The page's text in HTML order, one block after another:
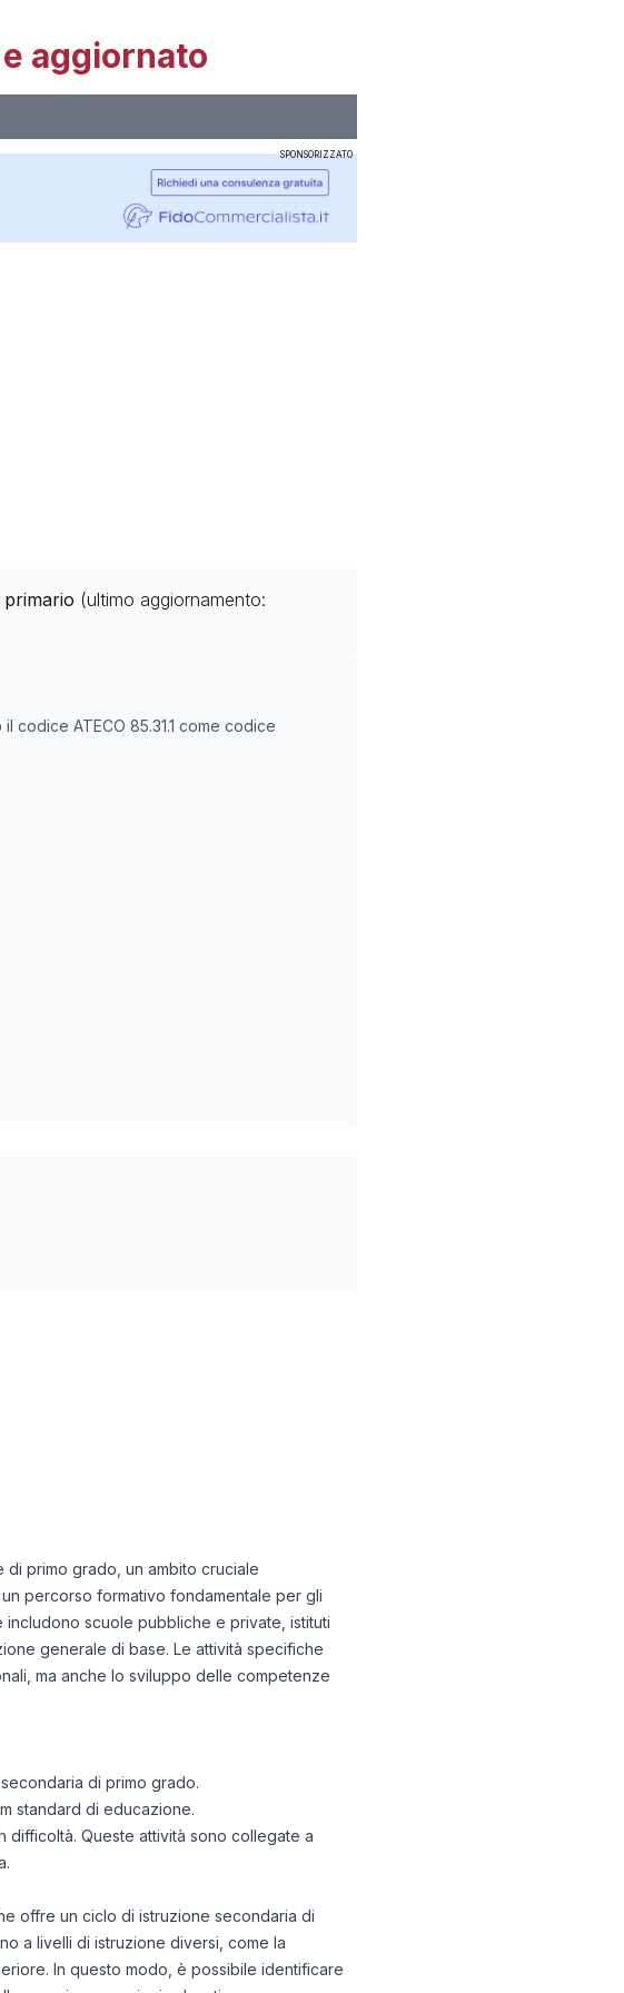
aggiornato
SPONSORIZZATO
(ultimo aggiornamento:
codice ATECO 85.31.1 come codice
di primo grado, un ambito cruciale
percorso formativo fondamentale per gli
includono scuole pubbliche e private, istituti
generale di base. Le attività specifiche
ma anche lo sviluppo delle competenze
di primo grado.
standard di educazione.
Queste attività sono collegate a
offre un ciclo di istruzione secondaria di
a livelli di istruzione diversi, come la
In questo modo, è possibile identificare